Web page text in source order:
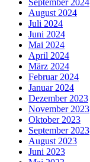
September 2024
August 2024
Juli 2024
Juni 2024
Mai 2024
April 2024
März 2024
Februar 2024
Januar 2024
Dezember 2023
November 2023
Oktober 2023
September 2023
August 2023
Juni 2023